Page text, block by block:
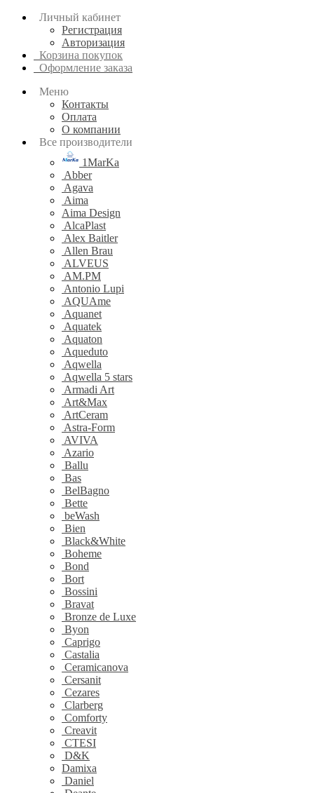
Личный кабинет
Регистрация
Авторизация
Корзина покупок
Оформление заказа
Меню
Контакты
Оплата
О компании
Все производители
1MarKa
Abber
Agava
Aima
Aima Design
AlcaPlast
Alex Baitler
Allen Brau
ALVEUS
AM.PM
Antonio Lupi
AQUAme
Aquanet
Aquatek
Aquaton
Aqueduto
Aqwella
Aqwella 5 stars
Armadi Art
Art&Max
ArtCeram
Astra-Form
AVIVA
Azario
Ballu
Bas
BelBagno
Bette
beWash
Bien
Black&White
Boheme
Bond
Bort
Bossini
Bravat
Bronze de Luxe
Byon
Caprigo
Castalia
Ceramicanova
Cersanit
Cezares
Clarberg
Comforty
Creavit
CTESI
D&K
Damixa
Daniel